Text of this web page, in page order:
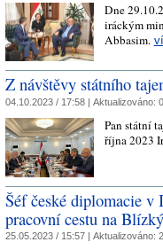
Dne
iráckým
Abbasim.
Z návštěvy státního
04.10.2023 / 17:58 | Aktualizováno:
Pan státní
října 2023
Šéf české diplomacie v
pracovní cestu na
25.05.2023 / 15:57 | Aktualizováno: